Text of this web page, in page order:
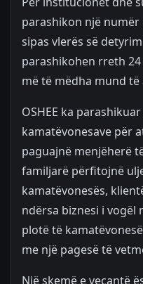
parashikon një
sipas vlerës së
parashikohen rreth
më të mëdha mund
OSHEE ka
kamatëvonesave për
paguajnë menjëherë
familjarë përfitojnë
kamatëvonesës,
ndërsa biznesi i
plotë të
me një pagesë të
Një skemë e veçantë